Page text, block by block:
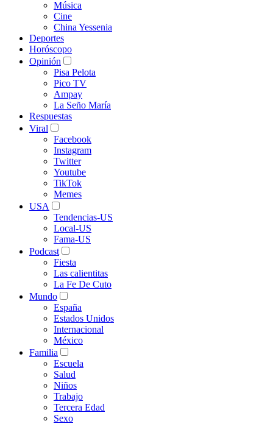
Música
Cine
China Yessenia
Deportes
Horóscopo
Opinión
Pisa Pelota
Pico TV
Ampay
La Seño María
Respuestas
Viral
Facebook
Instagram
Twitter
Youtube
TikTok
Memes
USA
Tendencias-US
Local-US
Fama-US
Podcast
Fiesta
Las calientitas
La Fe De Cuto
Mundo
España
Estados Unidos
Internacional
México
Familia
Escuela
Salud
Niños
Trabajo
Tercera Edad
Sexo